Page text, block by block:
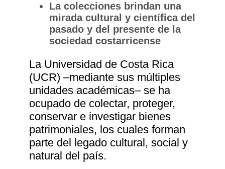
La colecciones brindan una
mirada cultural y científica del
pasado y del presente de la
sociedad costarricense
La Universidad de Costa Rica
(UCR) ‒mediante sus múltiples
unidades académicas‒ se ha
ocupado de colectar, proteger,
conservar e investigar bienes
patrimoniales, los cuales forman
parte del legado cultural, social y
natural del país.